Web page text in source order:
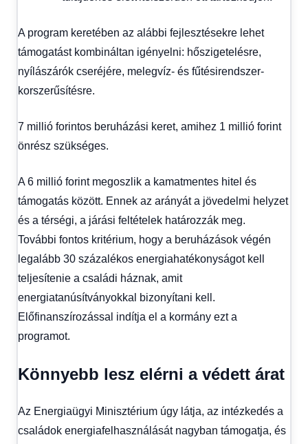
A program keretében az alábbi fejlesztésekre lehet
támogatást kombináltan igényelni: hőszigetelésre,
nyílászárók cseréjére, melegvíz- és fűtésirendszer-
korszerűsítésre.
7 millió forintos beruházási keret, amihez 1 millió forint
önrész szükséges.
A 6 millió forint megoszlik a kamatmentes hitel és
támogatás között. Ennek az arányát a jövedelmi helyzet
és a térségi, a járási feltételek határozzák meg.
További fontos kritérium, hogy a beruházások végén
legalább 30 százalékos energiahatékonyságot kell
teljesítenie a családi háznak, amit
energiatanúsítványokkal bizonyítani kell.
Előfinanszírozással indítja el a kormány ezt a
programot.
Könnyebb lesz elérni a védett árat
Az Energiaügyi Minisztérium úgy látja, az intézkedés a
családok energiafelhasználását nagyban támogatja, és